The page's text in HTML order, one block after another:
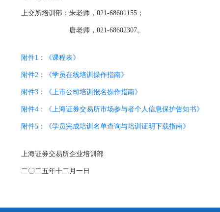
上交所培训部：朱老师，021-68601155；
唐老师，021-68602307。
附件1：《课程表》
附件2：《学员在线培训操作指南》
附件3：《上市公司培训报名操作指南》
附件4：《上海证券交易所市场参与者个人信息保护告知书》
附件5：《学员完成培训名单查询与培训证明下载指南》
上海证券交易所企业培训部
二〇二五年十二月一日